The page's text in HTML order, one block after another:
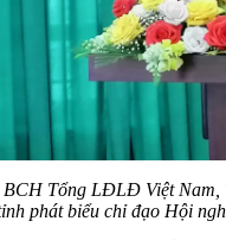
Tổng LĐLĐ Việt Nam,
phát biểu chỉ đạo Hội